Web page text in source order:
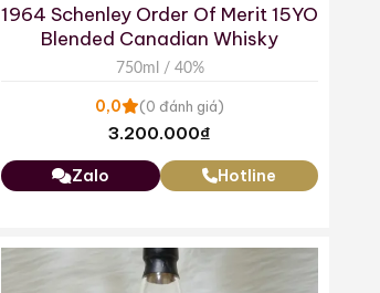
1964 Schenley Order Of Merit 15YO
Blended Canadian Whisky
750ml / 40%
0,0 (0 đánh giá)
3.200.000₫
Zalo Hotline